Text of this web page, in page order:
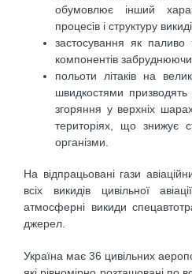
обумовлює інший
процесів і структуру
застосування як паливо
компонентів
польоти літаків на
швидкостями призводять
згоряння у верхніх
територіях, що знижує
організми.
На відпрацьовані гази
всіх викидів цивільної
атмосферні викиди
джерел.
Україна має 36 цивільних